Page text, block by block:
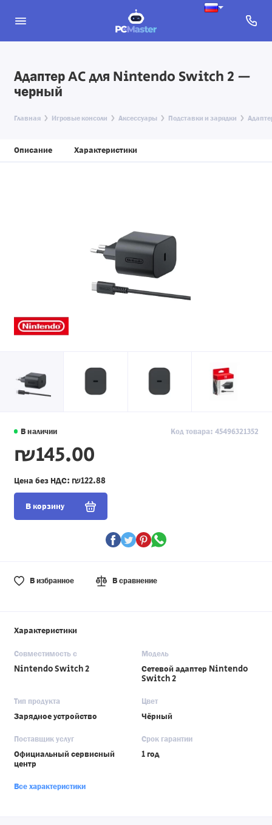
Адаптер AC для Nintendo Switch 2 —
черный
Главная Игровые консоли Аксессуары Подставки и зарядки
Описание Характеристики
В наличии Код товара: 45496321352
₪145.00
Цена без НДС: ₪122.88
В корзину
В избранное В сравнение
Характеристики
Совместимость с
Nintendo Switch 2
Модель
Сетевой адаптер Nintendo
Switch 2
Тип продукта
Зарядное устройство
Цвет
Чёрный
Поставщик услуг
Официальный сервисный
центр
Срок гарантии
1 год
Все характеристики